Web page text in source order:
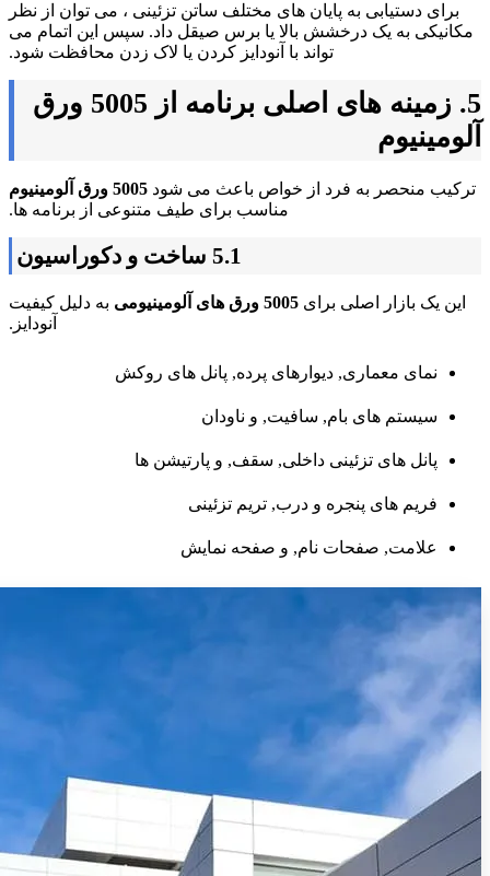
برای دستیابی به پایان های مختلف ساتن تزئینی ، می توان از نظر
مکانیکی به یک درخشش بالا یا برس صیقل داد. سپس این اتمام می
تواند با آنودایز کردن یا لاک زدن محافظت شود.
5. زمینه های اصلی برنامه از 5005 ورق
آلومینیوم
ترکیب منحصر به فرد از خواص باعث می شود 5005 ورق آلومینیوم
مناسب برای طیف متنوعی از برنامه ها.
5.1 ساخت و دکوراسیون
این یک بازار اصلی برای 5005 ورق های آلومینیومی
به دلیل کیفیت
آنودایز.
نمای معماری, دیوارهای پرده, پانل های روکش
سیستم های بام, سافیت, و ناودان
پانل های تزئینی داخلی, سقف, و پارتیشن ها
فریم های پنجره و درب, تریم تزئینی
علامت, صفحات نام, و صفحه نمایش